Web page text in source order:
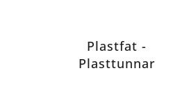
Plastfat -
Plasttunnar